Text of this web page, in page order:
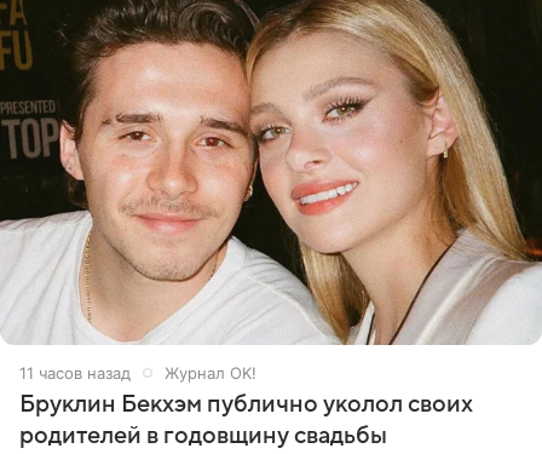
11 часов назад Журнал OK!
Бруклин Бекхэм публично уколол своих
родителей в годовщину свадьбы